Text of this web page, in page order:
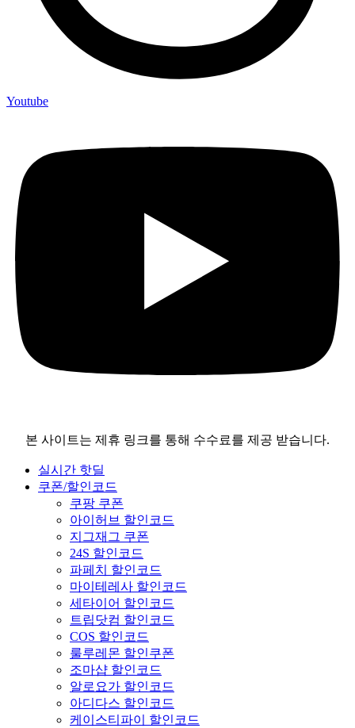
Youtube
본 사이트는 제휴 링크를 통해 수수료를 제공 받습니다.
실시간 핫딜
쿠폰/할인코드
쿠팡 쿠폰
아이허브 할인코드
지그재그 쿠폰
24S 할인코드
파페치 할인코드
마이테레사 할인코드
세타이어 할인코드
트립닷컴 할인코드
COS 할인코드
룰루레몬 할인쿠폰
조마샵 할인코드
알로요가 할인코드
아디다스 할인코드
케이스티파이 할인코드